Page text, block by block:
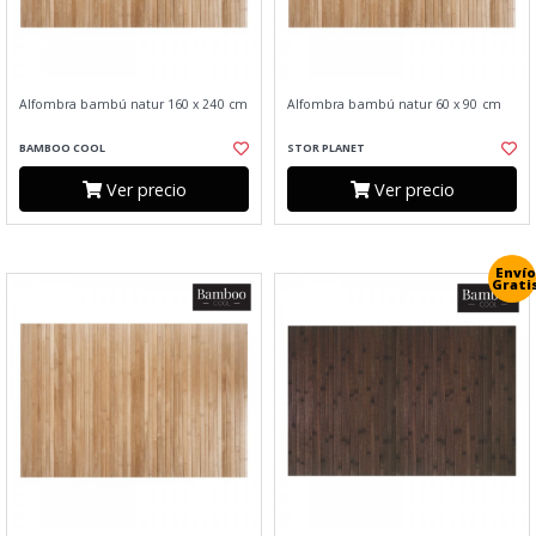
Alfombra bambú natur 160 x 240 cm
BAMBOO COOL
Ver precio
Alfombra bambú natur 60 x 90 cm
STOR PLANET
Ver precio
Envío